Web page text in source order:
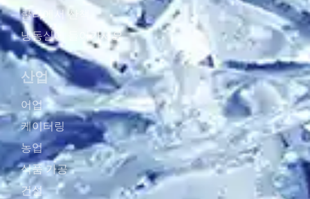
쿨러에서 산책
냉동실에 들어가세요
산업
어업
케이터링
농업
식품 가공
건설